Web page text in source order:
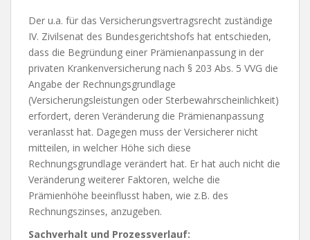
Der u.a. für das Versicherungsvertragsrecht zuständige
IV. Zivilsenat des Bundesgerichtshofs hat entschieden,
dass die Begründung einer Prämienanpassung in der
privaten Krankenversicherung nach § 203 Abs. 5 VVG die
Angabe der Rechnungsgrundlage
(Versicherungsleistungen oder Sterbewahrscheinlichkeit)
erfordert, deren Veränderung die Prämienanpassung
veranlasst hat. Dagegen muss der Versicherer nicht
mitteilen, in welcher Höhe sich diese
Rechnungsgrundlage verändert hat. Er hat auch nicht die
Veränderung weiterer Faktoren, welche die
Prämienhöhe beeinflusst haben, wie z.B. des
Rechnungszinses, anzugeben.
Sachverhalt und Prozessverlauf: